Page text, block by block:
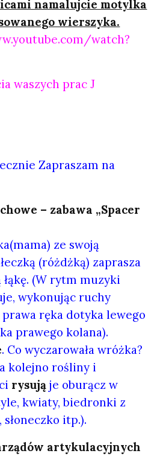
namalujcie motylka
wierszyka.
watch?
waszych prac J
Zapraszam na
– zabawa „Spacer
ze swoją
(różdżką) zaprasza
łąkę. (W rytm muzyki
wykonując ruchy
ręka dotyka lewego
prawego kolana).
. Co wyczarowała wróżka?
kolejno rośliny i
rysująje oburącz w
kwiaty, biedronki z
itp.).
artykulacyjnych